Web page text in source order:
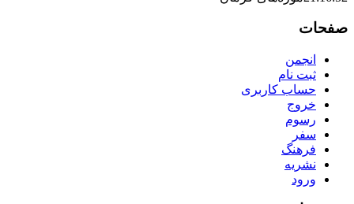
صفحات
انجمن
ثبت نام
حساب کاربری
خروج
رسوم
سفر
فرهنگ
نشریه
ورود